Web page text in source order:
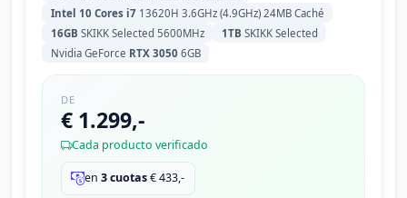
Intel 10 Cores i713620H 3.6GHz (4.9GHz) 24MB Caché
16GB SKIKK Selected 5600MHz 1TB SKIKK Selected
Nvidia GeForce RTX 30506GB
DE
€ 1.299,-
Cada producto verificado
en3 cuotas€433,-